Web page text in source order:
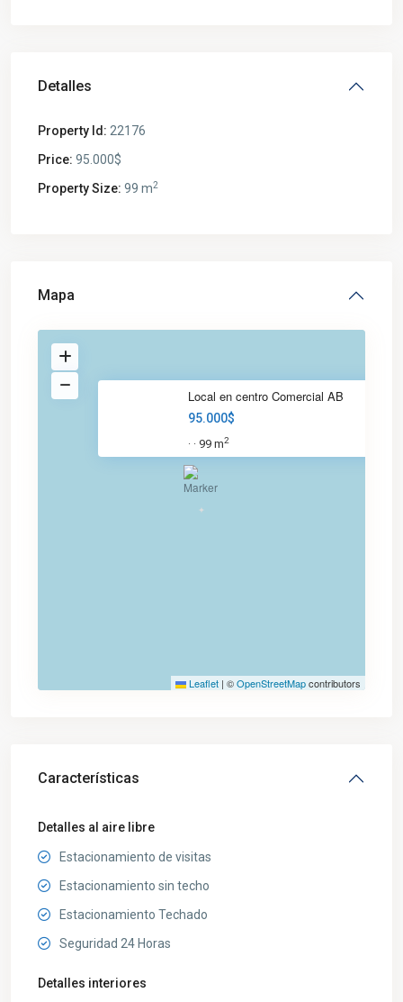
Detalles
Property Id: 22176
Price: 95.000$
Property Size: 99 m2
Mapa
Local en centro Comercial AB
95.000$
· · 99 m2
Leaflet | ©OpenStreetMapcontributors
Características
Detalles al aire libre
Estacionamiento de visitas
Estacionamiento sin techo
Estacionamiento Techado
Seguridad 24 Horas
Detalles interiores